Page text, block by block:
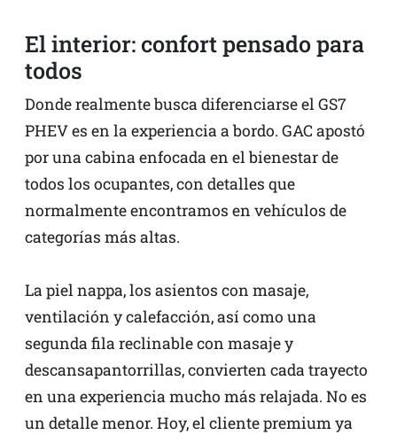
El interior: confort pensado para
todos
Donde realmente busca diferenciarse el GS7
PHEV es en la experiencia a bordo. GAC apostó
por una cabina enfocada en el bienestar de
todos los ocupantes, con detalles que
normalmente encontramos en vehículos de
categorías más altas.
La piel nappa, los asientos con masaje,
ventilación y calefacción, así como una
segunda fila reclinable con masaje y
descansapantorrillas, convierten cada trayecto
en una experiencia mucho más relajada. No es
un detalle menor. Hoy, el cliente premium ya